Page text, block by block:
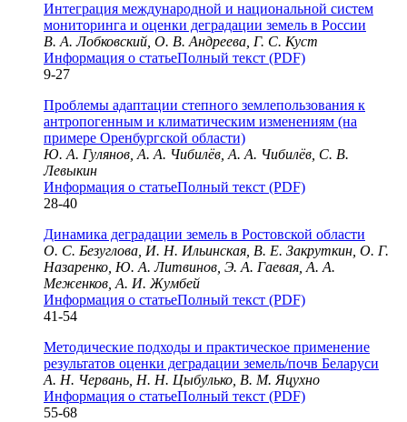
Интеграция международной и национальной систем
мониторинга и оценки деградации земель в России
В. А. Лобковский, О. В. Андреева, Г. С. Куст
Информация о статьеПолный текст (PDF)
9-27
Проблемы адаптации степного землепользования к
антропогенным и климатическим изменениям (на
примере Оренбургской области)
Ю. А. Гулянов, А. А. Чибилёв, А. А. Чибилёв, С. В.
Левыкин
Информация о статьеПолный текст (PDF)
28-40
Динамика деградации земель в Ростовской области
О. С. Безуглова, И. Н. Ильинская, В. Е. Закруткин, О. Г.
Назаренко, Ю. А. Литвинов, Э. А. Гаевая, А. А.
Меженков, А. И. Жумбей
Информация о статьеПолный текст (PDF)
41-54
Методические подходы и практическое применение
результатов оценки деградации земель/почв Беларуси
А. Н. Червань, Н. Н. Цыбулько, В. М. Яцухно
Информация о статьеПолный текст (PDF)
55-68